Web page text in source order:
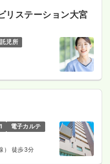
リステーション大宮
託児所
電子カルテ
） 徒歩3分